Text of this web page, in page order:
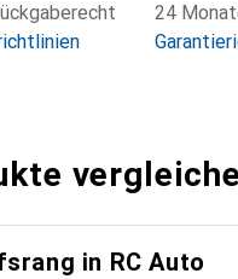
24
in RC Auto